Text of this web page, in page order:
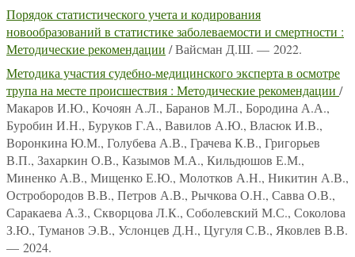
Порядок статистического учета и кодирования
новообразований в статистике заболеваемости и смертности :
Методические рекомендации / Вайсман Д.Ш. — 2022.
Методика участия судебно-медицинского эксперта в осмотре
трупа на месте происшествия : Методические рекомендации /
Макаров И.Ю., Кочоян А.Л., Баранов М.Л., Бородина А.А.,
Буробин И.Н., Буруков Г.А., Вавилов А.Ю., Власюк И.В.,
Воронкина Ю.М., Голубева А.В., Грачева К.В., Григорьев
В.П., Захаркин О.В., Казымов М.А., Кильдюшов Е.М.,
Миненко А.В., Мищенко Е.Ю., Молотков А.Н., Никитин А.В.,
Остробородов В.В., Петров А.В., Рычкова О.Н., Савва О.В.,
Саракаева А.З., Скворцова Л.К., Соболевский М.С., Соколова
З.Ю., Туманов Э.В., Услонцев Д.Н., Цугуля С.В., Яковлев В.В.
— 2024.